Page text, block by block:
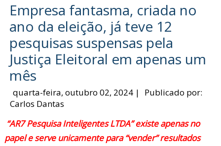
Empresa fantasma, criada no
ano da eleição, já teve 12
pesquisas suspensas pela
Justiça Eleitoral em apenas um
mês
quarta-feira, outubro 02, 2024 |
Publicado por:
Carlos Dantas
“AR7 Pesquisa Inteligentes LTDA” existe apenas no
papel e serve unicamente para “vender” resultados